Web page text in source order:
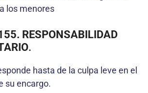
los menores
RESPONSABILIDAD
.
hasta de la culpa leve en el
su encargo.